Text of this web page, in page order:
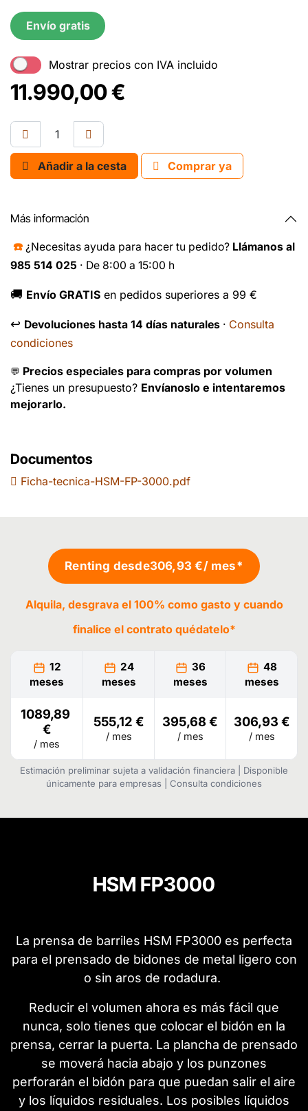
Envío gratis
Mostrar precios con IVA incluido
11.990,00€
Añadir a la cesta Comprar ya
Más información
☎️ ¿Necesitas ayuda para hacer tu pedido? Llámanos al
985 514 025 · De 8:00 a 15:00 h
🚚 Envío GRATIS en pedidos superiores a 99 €
↩️ Devoluciones hasta 14 días naturales · Consulta
condiciones
💬 Precios especiales para compras por volumen
¿Tienes un presupuesto? Envíanoslo e intentaremos
mejorarlo.
Documentos
Ficha-tecnica-HSM-FP-3000.pdf
Renting desde306,93 €/ mes*
Alquila, desgrava el 100% como gasto y cuando
finalice el contrato quédatelo*
12
meses
24
meses
36
meses
48
meses
1089,89
€
/ mes
555,12 €
/ mes
395,68 €
/ mes
306,93 €
/ mes
Estimación preliminar sujeta a validación financiera | Disponible
únicamente para empresas | Consulta condiciones
HSM FP3000
La prensa de barriles HSM FP3000 es perfecta
para el prensado de bidones de metal ligero con
o sin aros de rodadura.
Reducir el volumen ahora es más fácil que
nunca, solo tienes que colocar el bidón en la
prensa, cerrar la puerta. La plancha de prensado
se moverá hacia abajo y los punzones
perforarán el bidón para que puedan salir el aire
y los líquidos residuales. Los posibles líquidos